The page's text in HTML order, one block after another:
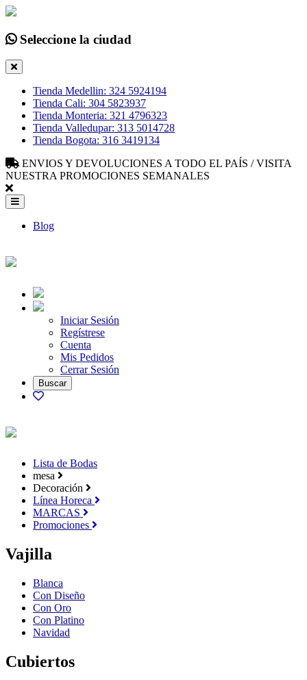
Seleccione la ciudad
Tienda Medellin: 324 5924194
Tienda Cali: 304 5823937
Tienda Monteria: 321 4796323
Tienda Valledupar: 313 5014728
Tienda Bogota: 316 3419134
ENVIOS Y DEVOLUCIONES A TODO EL PAÍS / VISITA
NUESTRA PROMOCIONES SEMANALES
Blog
Iniciar Sesión
Regístrese
Cuenta
Mis Pedidos
Cerrar Sesión
Lista de Bodas
mesa
Decoración
Línea Horeca
MARCAS
Promociones
Vajilla
Blanca
Con Diseño
Con Oro
Con Platino
Navidad
Cubiertos